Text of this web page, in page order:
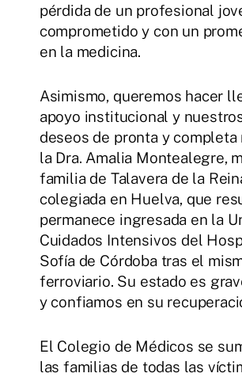
pérdida de un profesional
comprometido y con un
en la medicina.
Asimismo, queremos hacer
apoyo institucional y
deseos de pronta y completa
la Dra. Amalia Montealegre,
familia de Talavera de la
colegiada en Huelva, que
permanece ingresada en la
Cuidados Intensivos del
Sofía de Córdoba tras el
ferroviario. Su estado es
y confiamos en su
El Colegio de Médicos se
las familias de todas las